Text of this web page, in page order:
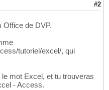
#2
Office de DVP.
tutoriel/excel/, qui
mot Excel, et tu trouveras
- Access.